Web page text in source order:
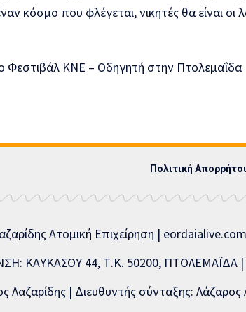
κόσμο που φλέγεται, νικητές θα είναι οι
Πολιτική
Ατομική Επιχείρηση |
ΚΑΥΚΑΣΟΥ 44, Τ.Κ. 50200, ΠΤΟΛΕΜΑΪΔΑ |
| Διευθυντής σύνταξης: Λάζαρος